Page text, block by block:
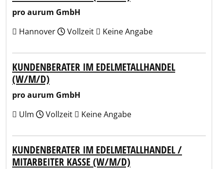
pro aurum GmbH
Hannover
Vollzeit Keine Angabe
KUNDENBERATER IM EDELMETALLHANDEL
(W/M/D)
pro aurum GmbH
Ulm
Vollzeit Keine Angabe
KUNDENBERATER IM EDELMETALLHANDEL /
MITARBEITER KASSE (W/M/D)